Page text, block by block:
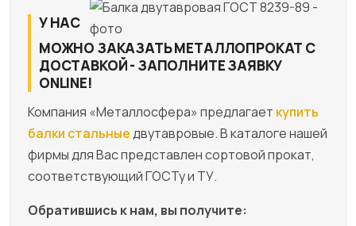
У НАС
МОЖНО ЗАКАЗАТЬ МЕТАЛЛОПРОКАТ С
ДОСТАВКОЙ - ЗАПОЛНИТЕ ЗАЯВКУ
ONLINE!
Компания «Металлосфера» предлагает купить
балки стальныедвутавровые. В каталоге нашей
фирмы для Вас представлен сортовой прокат,
соответствующий ГОСТу и ТУ.
Обратившись к нам, вы получите: